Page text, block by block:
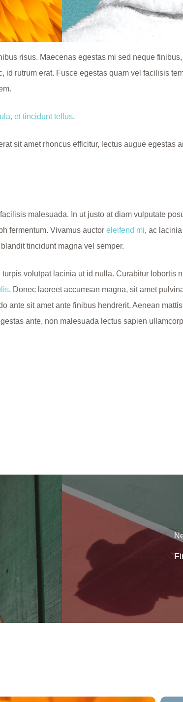
risus. Maecenas egestas mi sed neque
rutrum erat. Fusce egestas quam vel facilisis
et tincidunt tellus.
sit amet rhoncus efficitur, lectus augue egestas
malesuada. In ut justo at diam vulputate
fermentum. Vivamus auctor eleifend mi, ac
tincidunt magna vel semper.
volutpat lacinia ut id nulla. Curabitur lobortis
. Donec laoreet accumsan magna, sit amet
ante sit amet ante finibus hendrerit. Aenean
ante, non malesuada lectus sapien